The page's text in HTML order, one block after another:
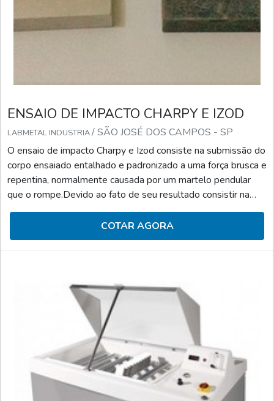
ENSAIO DE IMPACTO CHARPY E IZOD
LABMETAL INDUSTRIA/ SÃO JOSÉ DOS CAMPOS - SP
O ensaio de impacto Charpy e Izod consiste na submissão do
corpo ensaiado entalhado e padronizado a uma força brusca e
repentina, normalmente causada por um martelo pendular
que o rompe.Devido ao fato de seu resultado consistir na
diferença entre a altura inicial do pêndulo e a altura máxima
atingida após o corpo de prova ser rompido, o ensaio de
impacto determina a energia utilizada na deformação e
ruptura desse corpo, e quanto menor for essa energia, mais
COTAR AGORA